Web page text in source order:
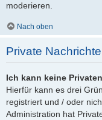
moderieren.
Nach oben
Private
Ich kann keine
Hierfür kann es drei
registriert und / oder
Administration hat